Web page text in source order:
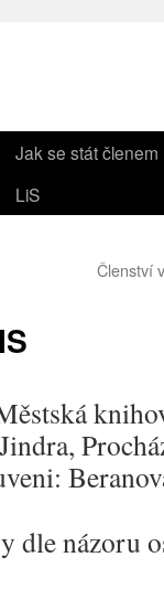
Jak se stát členem
LiS
Členství
dle názoru